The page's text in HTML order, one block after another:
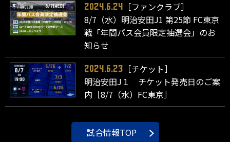
2024.6.24
［ファンクラブ］
8/7（水）明治安田J1 第25節 FC東京
戦「年間パス会員限定抽選会」のお
知らせ
2024.6.23
［チケット］
明治安田J１ チケット発売日のご案
内［8/7（水）FC東京］
試合情報TOP